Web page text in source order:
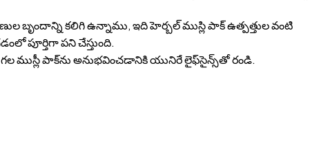
బృందాన్ని కలిగి ఉన్నాము, ఇది హెర్బల్ ముస్లి పాక్ ఉత్పత్తుల వంటి
పూర్తిగా పని చేస్తుంది.
ముస్లీ పాక్‌ను అనుభవించడానికి యునిరే లైఫ్‌సైన్స్‌తో రండి.